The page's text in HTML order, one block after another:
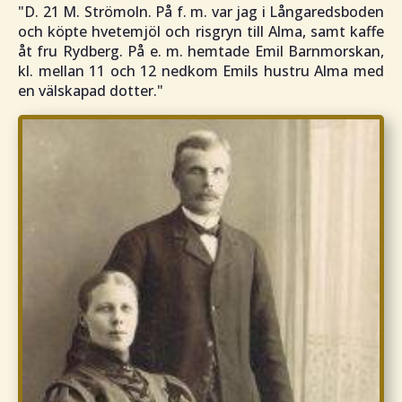
"D. 21 M. Strömoln. På f. m. var jag i Långaredsboden
och köpte hvetemjöl och risgryn till Alma, samt kaffe
åt fru Rydberg. På e. m. hemtade Emil Barnmorskan,
kl. mellan 11 och 12 nedkom Emils hustru Alma med
en välskapad dotter."